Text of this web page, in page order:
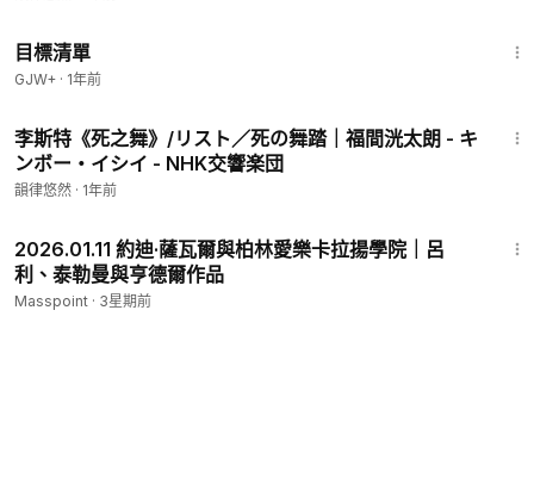
目標清單
GJW+ · 1年前
李斯特《死之舞》/リスト／死の舞踏｜福間洸太朗 - キ
ンボー・イシイ - NHK交響楽団
韻律悠然 · 1年前
2026.01.11 約迪·薩瓦爾與柏林愛樂卡拉揚學院｜呂
利、泰勒曼與亨德爾作品
Masspoint · 3星期前